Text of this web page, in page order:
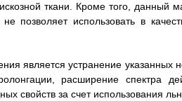
ткани. Кроме того, данный
позволяет использовать в
является устранение
расширение спектра
свойств за счет использования